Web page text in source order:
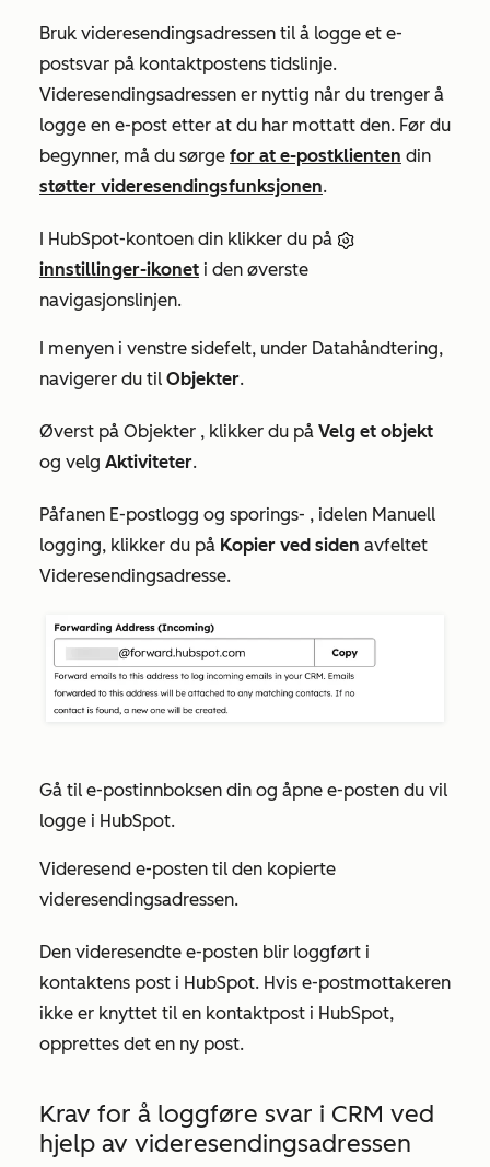
Bruk videresendingsadressen til å logge et e-
postsvar på kontaktpostens tidslinje.
Videresendingsadressen er nyttig når du trenger å
logge en e-post etter at du har mottatt den. Før du
begynner, må du sørge for at e-postklienten din
støtter videresendingsfunksjonen.
I HubSpot-kontoen din klikker du på
innstillinger-ikonet i den øverste
navigasjonslinjen.
I menyen i venstre sidefelt, under Datahåndtering,
navigerer du til Objekter.
Øverst på Objekter , klikker du på Velg et objekt
og velg Aktiviteter.
Påfanen E-postlogg og sporings- , idelen Manuell
logging, klikker du på Kopier ved siden avfeltet
Videresendingsadresse.
Gå til e-postinnboksen din og åpne e-posten du vil
logge i HubSpot.
Videresend e-posten til den kopierte
videresendingsadressen.
Den videresendte e-posten blir loggført i
kontaktens post i HubSpot. Hvis e-postmottakeren
ikke er knyttet til en kontaktpost i HubSpot,
opprettes det en ny post.
Krav for å loggføre svar i CRM ved
hjelp av videresendingsadressen